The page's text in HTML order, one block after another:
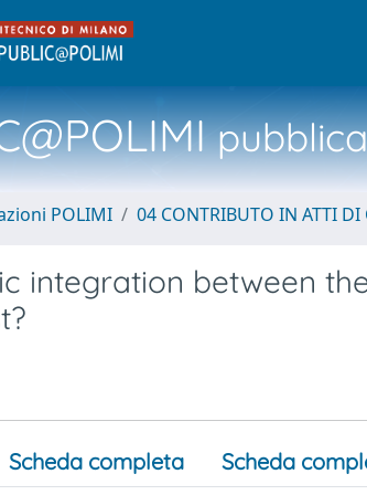
POLIMI 04 CONTRIBUTO IN ATTI DI
integration between
Scheda completa Scheda